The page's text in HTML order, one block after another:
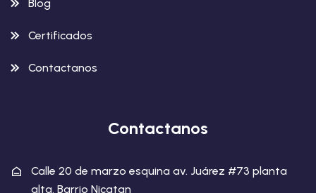
Blog
Certificados
Contactanos
Contactanos
Calle 20 de marzo esquina av. Juárez #73 planta
alta. Barrio Nicatan